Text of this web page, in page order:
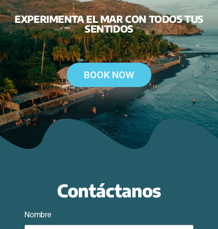
EXPERIMENTA EL MAR CON TODOS TUS
SENTIDOS
BOOK NOW
Contáctanos
Nombre